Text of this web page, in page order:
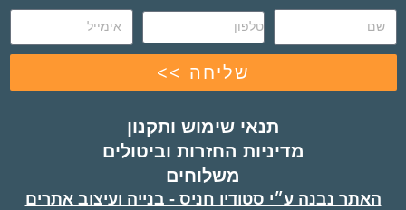
שליחה >>
תנאי שימוש ותקנון
מדיניות החזרות וביטולים
משלוחים
האתר נבנה ע״י סטודיו חניס - בנייה ועיצוב אתרים